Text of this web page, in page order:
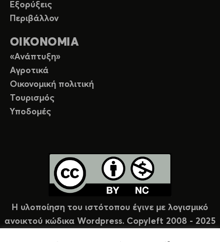
Εξορύξεις
Περιβάλλον
ΟΙΚΟΝΟΜΙΑ
«Ανάπτυξη»
Αγροτικά
Οικονομική πολιτική
Τουρισμός
Υποδομές
Η υλοποίηση του ιστότοπου έγινε με λογισμικό
ανοικτού κώδικα Wordpress. Copyleft 2008 - 2025